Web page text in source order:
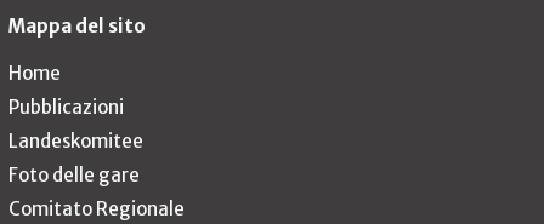
Mappa del sito
Home
Pubblicazioni
Landeskomitee
Foto delle gare
Comitato Regionale